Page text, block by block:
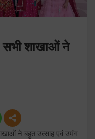
सभी शाखाओं ने
ने बहुत उत्साह एवं उमंग